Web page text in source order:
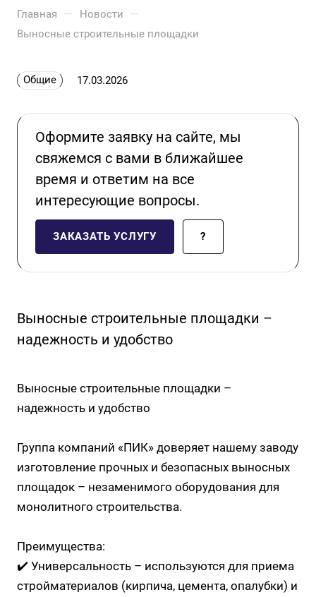
Главная — Новости —
Выносные строительные площадки
Общие 17.03.2026
Оформите заявку на сайте, мы
свяжемся с вами в ближайшее
время и ответим на все
интересующие вопросы.
ЗАКАЗАТЬ УСЛУГУ ?
Выносные строительные площадки –
надежность и удобство
Выносные строительные площадки –
надежность и удобство
Группа компаний «ПИК» доверяет нашему заводу
изготовление прочных и безопасных выносных
площадок – незаменимого оборудования для
монолитного строительства.
Преимущества:
✔️ Универсальность – используются для приема
стройматериалов (кирпича, цемента, опалубки) и